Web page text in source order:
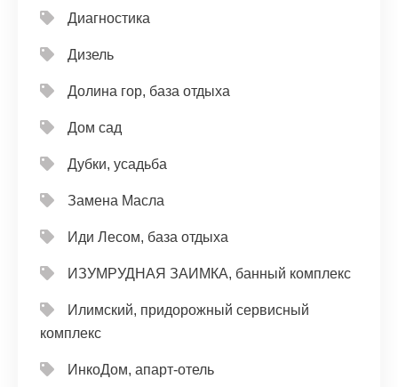
Диагностика
Дизель
Долина гор, база отдыха
Дом сад
Дубки, усадьба
Замена Масла
Иди Лесом, база отдыха
ИЗУМРУДНАЯ ЗАИМКА, банный комплекс
Илимский, придорожный сервисный
комплекс
ИнкоДом, апарт-отель